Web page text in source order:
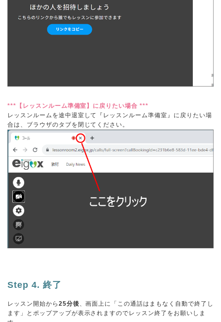
***【レッスンルーム準備室】に戻りたい場合 ***
レッスンルームを途中退室して『レッスンルーム準備室』に戻りたい場
合は、ブラウザのタブを閉じてください。
Step 4. 終了
レッスン開始から 25分後、画面上に「この通話はまもなく自動で終了し
ます」とポップアップが表示されますのでレッスン終了をお願いしま